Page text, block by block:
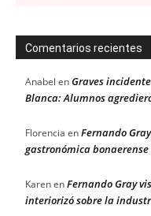
Comentarios recientes
Anabel enGraves
Blanca: Alumnos
Florencia enFernando
gastronómica bonaerense
KarenenFernando Gray
interiorizó sobre la